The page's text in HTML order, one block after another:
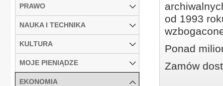
od 1993
Ponad
Zamów
PRAWO
NAUKA I TECHNIKA
KULTURA
MOJE PIENIĄDZE
EKONOMIA